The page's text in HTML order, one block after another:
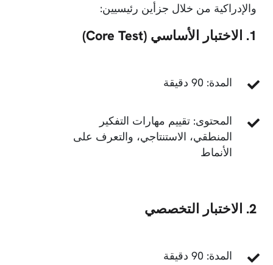
والإدراكية من خلال جزأين رئيسيين:
1. الاختبار الأساسي (Core Test)
المدة: 90 دقيقة
المحتوى: تقييم مهارات التفكير
المنطقي، الاستنتاجي، والتعرف على
الأنماط
2. الاختبار التخصصي
المدة: 90 دقيقة